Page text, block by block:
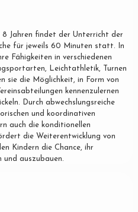
8 Jahren findet der Unterricht der
für jeweils 60 Minuten statt. In
Fähigkeiten in verschiedenen
Leichtathletik, Turnen
sie die Möglichkeit, in Form von
kennenzulernen
Durch abwechslungsreiche
und koordinativen
auch die konditionellen
die Weiterentwicklung von
Kindern die Chance, ihr
auszubauen.